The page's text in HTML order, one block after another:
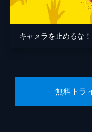
キャメラを止めるな！
無料トラ